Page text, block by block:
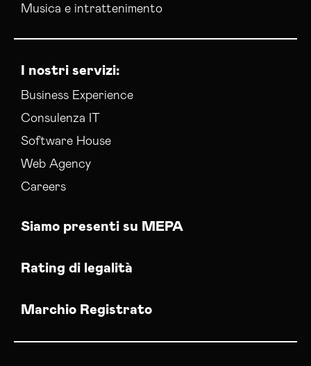
Musica e intrattenimento
I nostri servizi:
Business Experience
Consulenza IT
Software House
Web Agency
Careers
Siamo presenti su MEPA
Rating di legalità
Marchio Registrato